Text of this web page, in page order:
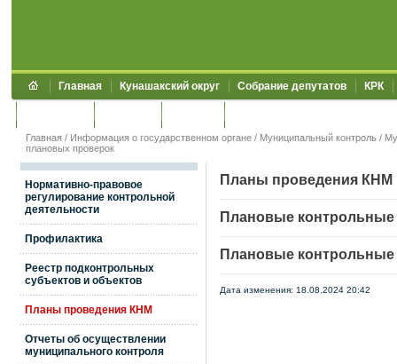
Главная Кунашакский округ Собрание депутатов КРК
Главная / Информация о государственном органе / Муниципальный контроль /
плановых проверок
Нормативно-правовое
регулирование контрольной
деятельности
Профилактика
Реестр подконтрольных
субъектов и объектов
Планы проведения КНМ
Отчеты об осуществлении
муниципального контроля
Планы проведения КНМ
Плановые контрольные
Плановые контрольные
Дата изменения: 18.08.2024 20:42